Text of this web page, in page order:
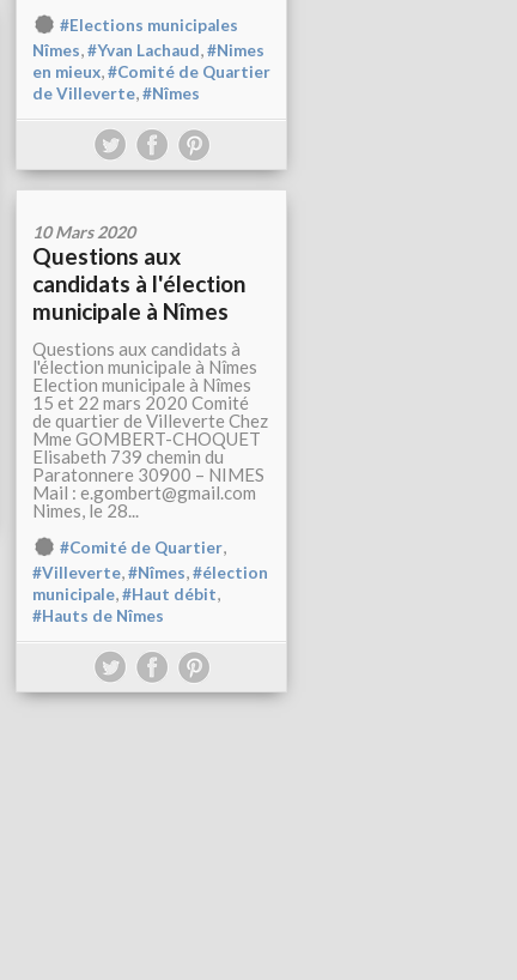
#Elections municipales
Nîmes,#Yvan Lachaud,#Nimes
en mieux,#Comité de Quartier
de Villeverte,#Nîmes
10 Mars 2020
Questions aux
candidats à l'élection
municipale à Nîmes
Questions aux candidats à
l'élection municipale à Nîmes
Election municipale à Nîmes
15 et 22 mars 2020 Comité
de quartier de Villeverte Chez
Mme GOMBERT-CHOQUET
Elisabeth 739 chemin du
Paratonnere 30900 – NIMES
Mail : e.gombert@gmail.com
Nimes, le 28...
#Comité de Quartier,
#Villeverte,#Nîmes,#élection
municipale,#Haut débit,
#Hauts de Nîmes